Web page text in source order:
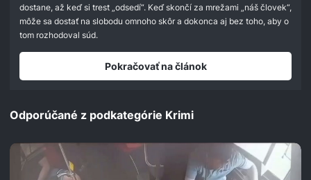
dostane, až keď si trest „odsedí“. Keď skončí za mrežami „náš človek“,
môže sa dostať na slobodu omnoho skôr a dokonca aj bez toho, aby o
tom rozhodoval súd.
Pokračovať na článok
Odporúčané z podkategórie Krimi